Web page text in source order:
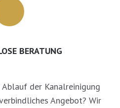
BERATUNG
Ablauf der Kanalreinigung
Angebot? Wir